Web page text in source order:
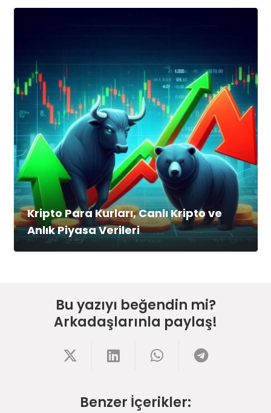
Kripto Para Kurları, Canlı Kripto ve
Anlık Piyasa Verileri
Bu yazıyı beğendin mi?
Arkadaşlarınla paylaş!
Benzer İçerikler: